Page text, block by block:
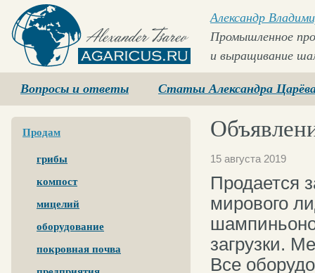
Agaricus.ru
Александр
Промышленное
и выращивание
Вопросы и ответы Статьи Александра
Продам
грибы
компост
мицелий
оборудование
покровная почва
15 августа 2019
Продается
мирового
загрузки.
Все